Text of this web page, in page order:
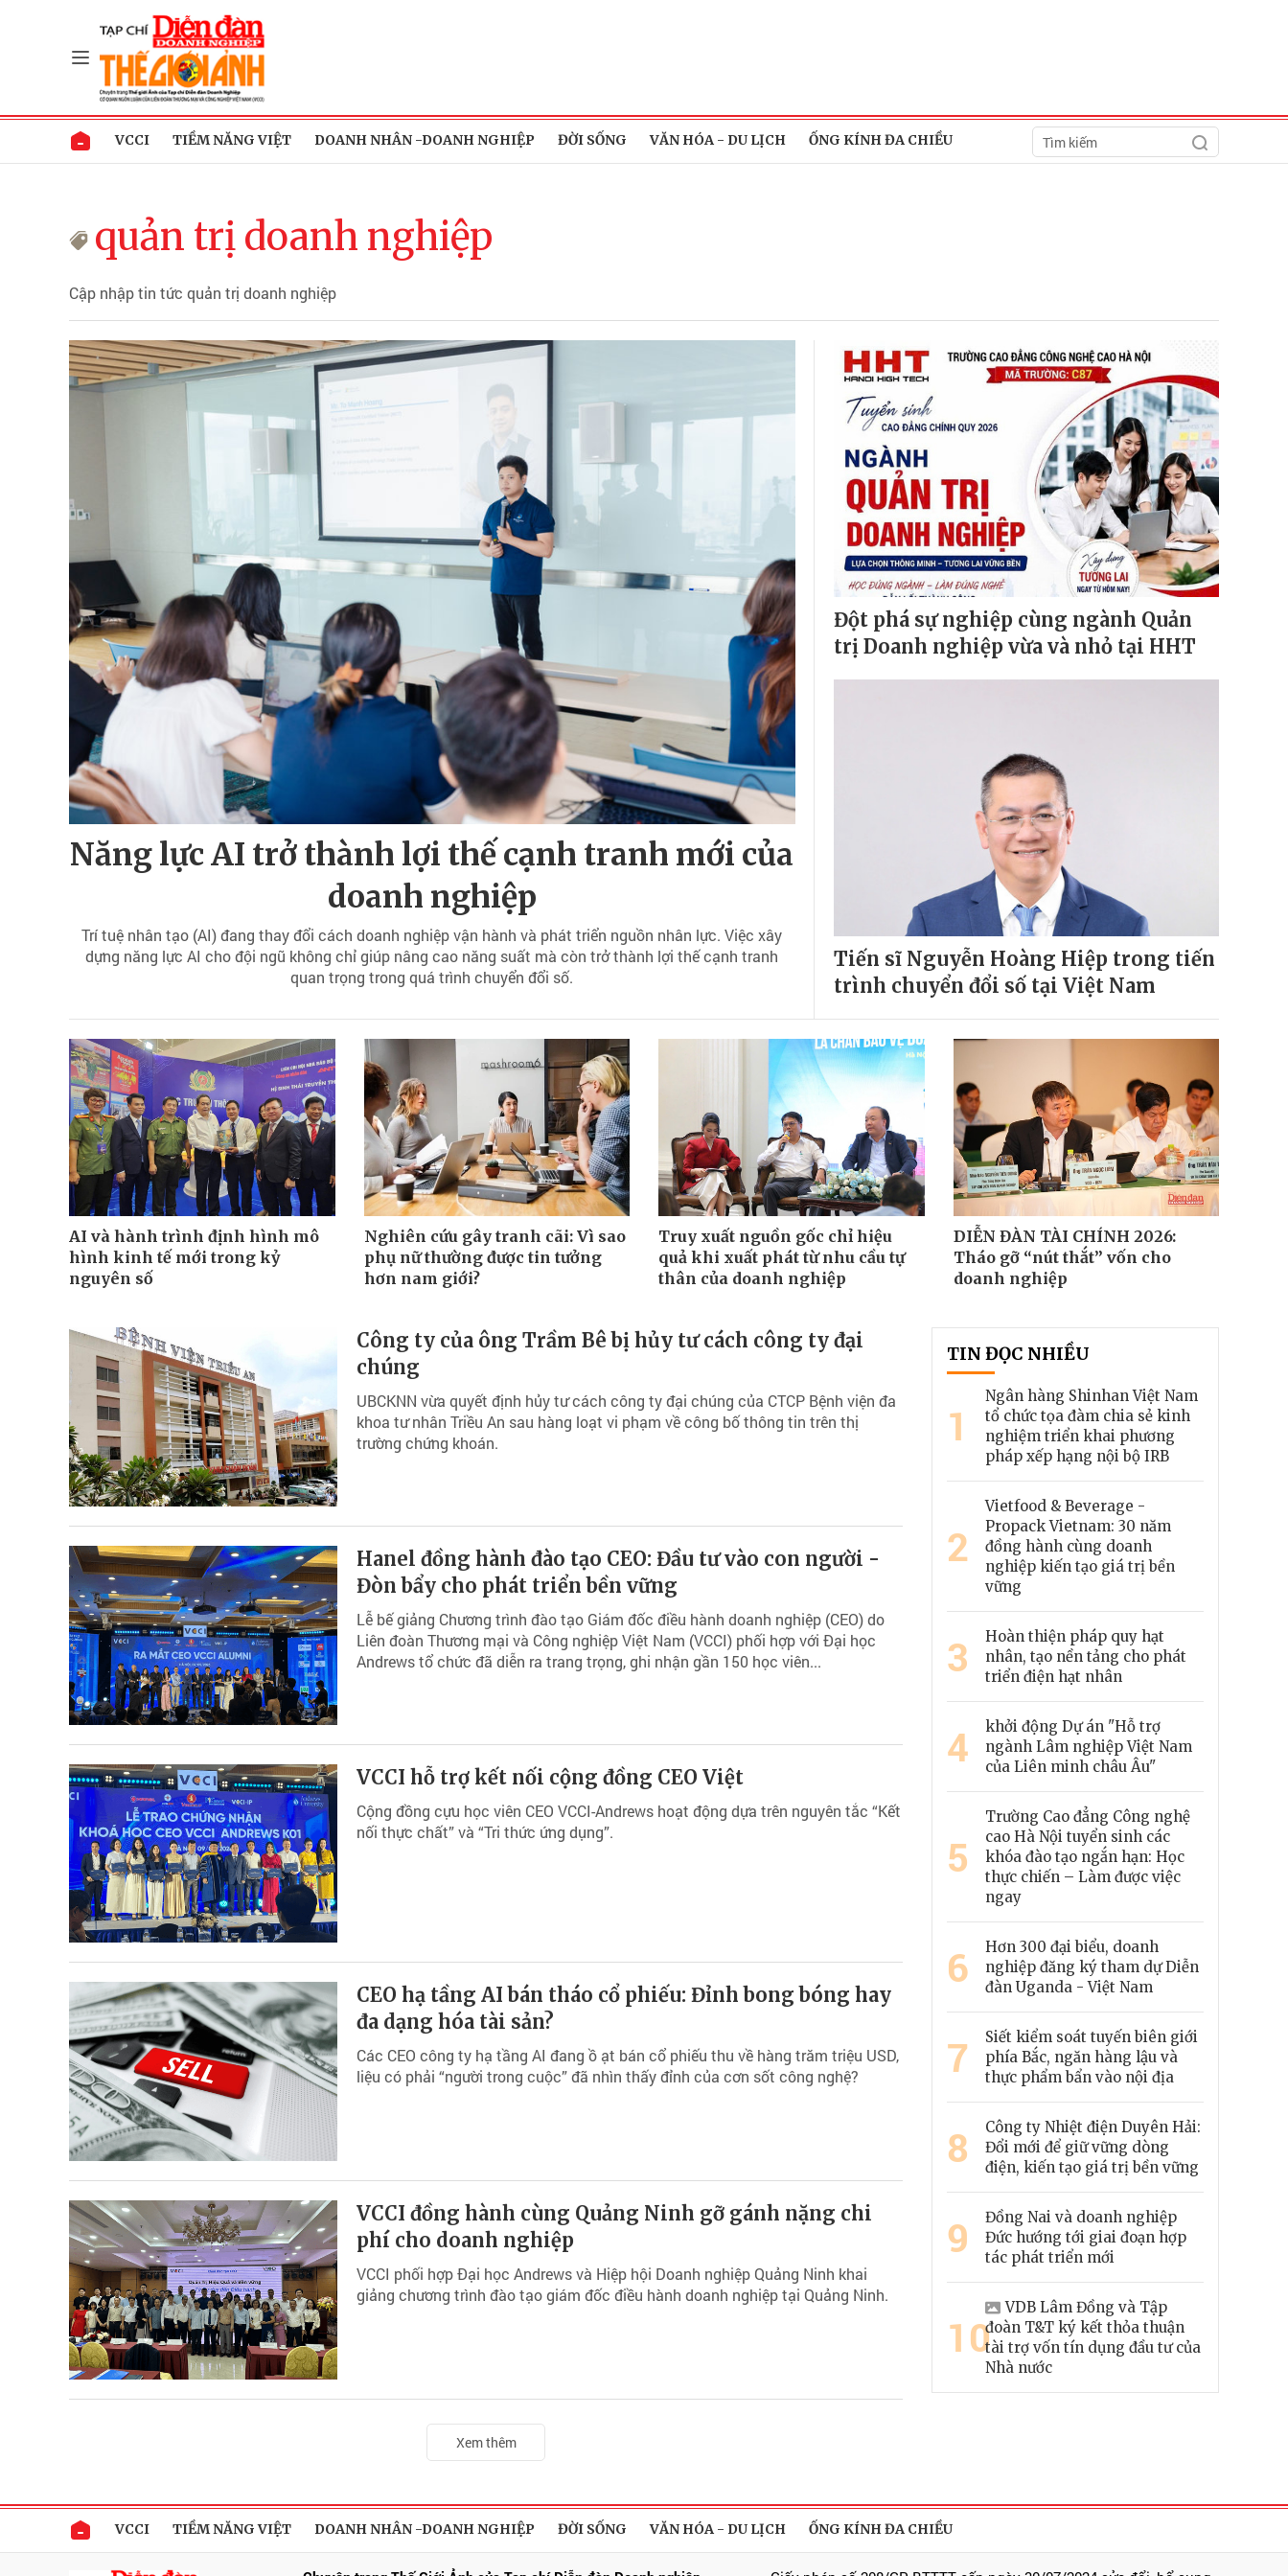
VCCI TIỀM NĂNG VIỆT DOANH NHÂN -DOANH NGHIỆP ĐỜI SỐNG VĂN HÓA - DU LỊCH ỐNG KÍNH ĐA CHIỀU
quản trị doanh nghiệp
Cập nhập tin tức quản trị doanh nghiệp
Năng lực AI trở thành lợi thế cạnh tranh mới của
doanh nghiệp
Trí tuệ nhân tạo (AI) đang thay đổi cách doanh nghiệp vận hành và phát triển nguồn nhân lực. Việc xây
dựng năng lực AI cho đội ngũ không chỉ giúp nâng cao năng suất mà còn trở thành lợi thế cạnh tranh
quan trọng trong quá trình chuyển đổi số.
Đột phá sự nghiệp cùng ngành Quản
trị Doanh nghiệp vừa và nhỏ tại HHT
Tiến sĩ Nguyễn Hoàng Hiệp trong tiến
trình chuyển đổi số tại Việt Nam
AI và hành trình định hình mô
hình kinh tế mới trong kỷ
nguyên số
Nghiên cứu gây tranh cãi: Vì sao
phụ nữ thường được tin tưởng
hơn nam giới?
Truy xuất nguồn gốc chỉ hiệu
quả khi xuất phát từ nhu cầu tự
thân của doanh nghiệp
DIỄN ĐÀN TÀI CHÍNH 2026:
Tháo gỡ “nút thắt” vốn cho
doanh nghiệp
Công ty của ông Trầm Bê bị hủy tư cách công ty đại
chúng
UBCKNN vừa quyết định hủy tư cách công ty đại chúng của CTCP Bệnh viện đa
khoa tư nhân Triều An sau hàng loạt vi phạm về công bố thông tin trên thị
trường chứng khoán.
Hanel đồng hành đào tạo CEO: Đầu tư vào con người -
Đòn bẩy cho phát triển bền vững
Lễ bế giảng Chương trình đào tạo Giám đốc điều hành doanh nghiệp (CEO) do
Liên đoàn Thương mại và Công nghiệp Việt Nam (VCCI) phối hợp với Đại học
Andrews tổ chức đã diễn ra trang trọng, ghi nhận gần 150 học viên...
VCCI hỗ trợ kết nối cộng đồng CEO Việt
Cộng đồng cựu học viên CEO VCCI-Andrews hoạt động dựa trên nguyên tắc “Kết
nối thực chất” và “Tri thức ứng dụng”.
CEO hạ tầng AI bán tháo cổ phiếu: Đỉnh bong bóng hay
đa dạng hóa tài sản?
Các CEO công ty hạ tầng AI đang ồ ạt bán cổ phiếu thu về hàng trăm triệu USD,
liệu có phải “người trong cuộc” đã nhìn thấy đỉnh của cơn sốt công nghệ?
VCCI đồng hành cùng Quảng Ninh gỡ gánh nặng chi
phí cho doanh nghiệp
VCCI phối hợp Đại học Andrews và Hiệp hội Doanh nghiệp Quảng Ninh khai
giảng chương trình đào tạo giám đốc điều hành doanh nghiệp tại Quảng Ninh.
Xem thêm
TIN ĐỌC NHIỀU
1
Ngân hàng Shinhan Việt Nam
tổ chức tọa đàm chia sẻ kinh
nghiệm triển khai phương
pháp xếp hạng nội bộ IRB
2
Vietfood & Beverage -
Propack Vietnam: 30 năm
đồng hành cùng doanh
nghiệp kiến tạo giá trị bền
vững
3
Hoàn thiện pháp quy hạt
nhân, tạo nền tảng cho phát
triển điện hạt nhân
4
khởi động Dự án "Hỗ trợ
ngành Lâm nghiệp Việt Nam
của Liên minh châu Âu"
5
Trường Cao đẳng Công nghệ
cao Hà Nội tuyển sinh các
khóa đào tạo ngắn hạn: Học
thực chiến – Làm được việc
ngay
6
Hơn 300 đại biểu, doanh
nghiệp đăng ký tham dự Diễn
đàn Uganda - Việt Nam
7
Siết kiểm soát tuyến biên giới
phía Bắc, ngăn hàng lậu và
thực phẩm bẩn vào nội địa
8
Công ty Nhiệt điện Duyên Hải:
Đổi mới để giữ vững dòng
điện, kiến tạo giá trị bền vững
9
Đồng Nai và doanh nghiệp
Đức hướng tới giai đoạn hợp
tác phát triển mới
10
VDB Lâm Đồng và Tập
đoàn T&T ký kết thỏa thuận
tài trợ vốn tín dụng đầu tư của
Nhà nước
VCCI TIỀM NĂNG VIỆT DOANH NHÂN -DOANH NGHIỆP ĐỜI SỐNG VĂN HÓA - DU LỊCH ỐNG KÍNH ĐA CHIỀU